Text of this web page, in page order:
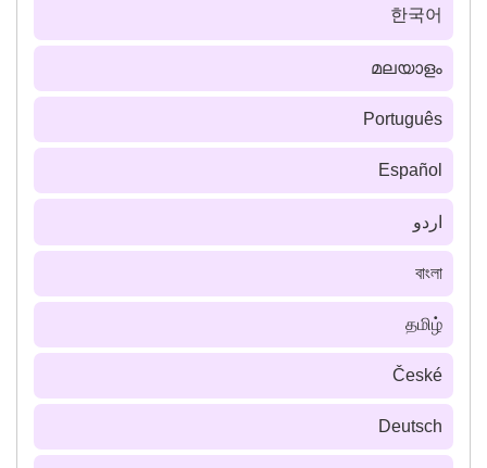
한국어
മലയാളം
Português
Español
اردو
বাংলা
தமிழ்
České
Deutsch